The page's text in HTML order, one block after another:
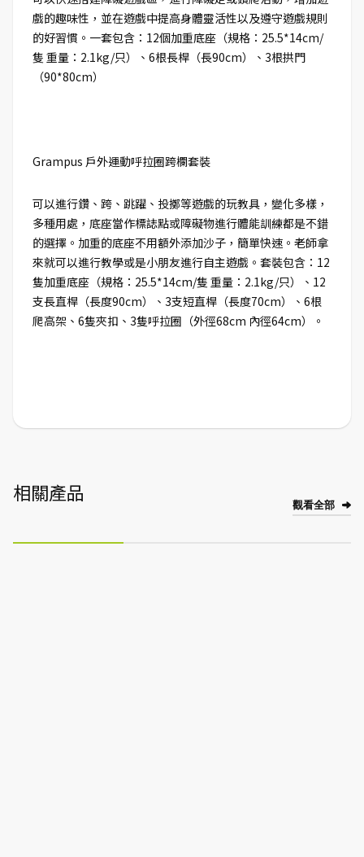
戲的趣味性，並在遊戲中提高身體靈活性以及遵守遊戲規則
的好習慣。一套包含：12個加重底座（規格：25.5*14cm/
隻 重量：2.1kg/只）、6根長桿（長90cm）、3根拱門
（90*80cm）
Grampus 戶外運動呼拉圈跨欄套裝
可以進行鑽、跨、跳躍、投擲等遊戲的玩教具，變化多樣，
多種用處，底座當作標誌點或障礙物進行體能訓練都是不錯
的選擇。加重的底座不用額外添加沙子，簡單快速。老師拿
來就可以進行教學或是小朋友進行自主遊戲。套裝包含：12
隻加重底座（規格：25.5*14cm/隻 重量：2.1kg/只）、12
支長直桿（長度90cm）、3支短直桿（長度70cm）、6根
爬高架、6隻夾扣、3隻呼拉圈（外徑68cm 內徑64cm）。
相關產品 觀看全部